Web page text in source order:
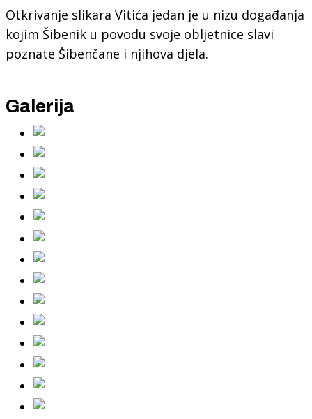
Otkrivanje slikara Vitića jedan je u nizu događanja
kojim Šibenik u povodu svoje obljetnice slavi
poznate Šibenčane i njihova djela.
Galerija